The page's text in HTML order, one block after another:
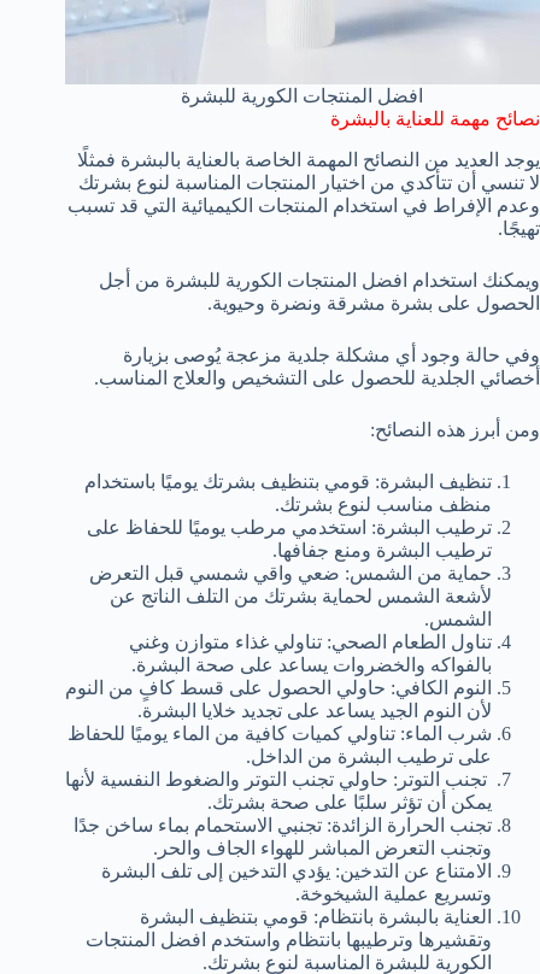
افضل المنتجات الكورية للبشرة
نصائح مهمة للعناية بالبشرة
يوجد العديد من النصائح المهمة الخاصة بالعناية بالبشرة فمثلًا
لا تنسي أن تتأكدي من اختيار المنتجات المناسبة لنوع بشرتك
وعدم الإفراط في استخدام المنتجات الكيميائية التي قد تسبب
تهيجًا.
ويمكنك استخدام افضل المنتجات الكورية للبشرة من أجل
الحصول على بشرة مشرقة ونضرة وحيوية.
وفي حالة وجود أي مشكلة جلدية مزعجة يُوصى بزيارة
أخصائي الجلدية للحصول على التشخيص والعلاج المناسب.
ومن أبرز هذه النصائح:
تنظيف البشرة: قومي بتنظيف بشرتك يوميًا باستخدام
منظف مناسب لنوع بشرتك.
ترطيب البشرة: استخدمي مرطب يوميًا للحفاظ على
ترطيب البشرة ومنع جفافها.
حماية من الشمس: ضعي واقي شمسي قبل التعرض
لأشعة الشمس لحماية بشرتك من التلف الناتج عن
الشمس.
تناول الطعام الصحي: تناولي غذاء متوازن وغني
بالفواكه والخضروات يساعد على صحة البشرة.
النوم الكافي: حاولي الحصول على قسط كافٍ من النوم
لأن النوم الجيد يساعد على تجديد خلايا البشرة.
شرب الماء: تناولي كميات كافية من الماء يوميًا للحفاظ
على ترطيب البشرة من الداخل.
تجنب التوتر: حاولي تجنب التوتر والضغوط النفسية لأنها
يمكن أن تؤثر سلبًا على صحة بشرتك.
تجنب الحرارة الزائدة: تجنبي الاستحمام بماء ساخن جدًا
وتجنب التعرض المباشر للهواء الجاف والحر.
الامتناع عن التدخين: يؤدي التدخين إلى تلف البشرة
وتسريع عملية الشيخوخة.
العناية بالبشرة بانتظام: قومي بتنظيف البشرة
وتقشيرها وترطيبها بانتظام واستخدم افضل المنتجات
الكورية للبشرة المناسبة لنوع بشرتك.